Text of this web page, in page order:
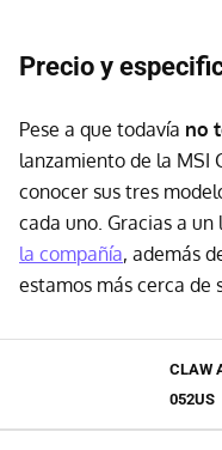
Precio y
Pese a que todavía no
lanzamiento de la MSI
conocer sus tres
cada uno. Gracias a
la compañía, además
estamos más cerca de
CLAW
052US